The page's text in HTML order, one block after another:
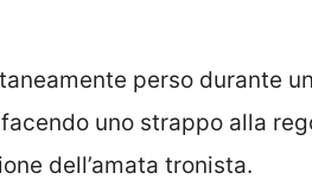
perso durante
uno strappo alla
dell’amata tronista.